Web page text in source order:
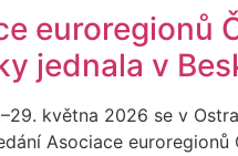
euroregionů
jednala v
května 2026 se v
Asociace euroregionů